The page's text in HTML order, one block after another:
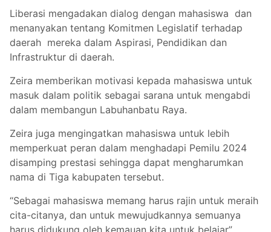
Liberasi mengadakan dialog dengan mahasiswa dan
menanyakan tentang Komitmen Legislatif terhadap
daerah mereka dalam Aspirasi, Pendidikan dan
Infrastruktur di daerah.
Zeira memberikan motivasi kepada mahasiswa untuk
masuk dalam politik sebagai sarana untuk mengabdi
dalam membangun Labuhanbatu Raya.
Zeira juga mengingatkan mahasiswa untuk lebih
memperkuat peran dalam menghadapi Pemilu 2024
disamping prestasi sehingga dapat mengharumkan
nama di Tiga kabupaten tersebut.
“Sebagai mahasiswa memang harus rajin untuk meraih
cita-citanya, dan untuk mewujudkannya semuanya